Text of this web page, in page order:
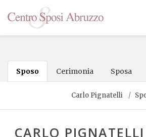
Sposo Cerimonia Sposa
Carlo Pignatelli
CARLO